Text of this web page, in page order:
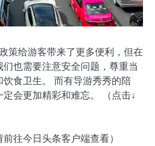
策给游客带来了更多便利，但在
也需要注意安全问题，尊重当
食卫生。 而有导游秀秀的陪
会更加精彩和难忘。 （点击↓
往今日头条客户端查看）